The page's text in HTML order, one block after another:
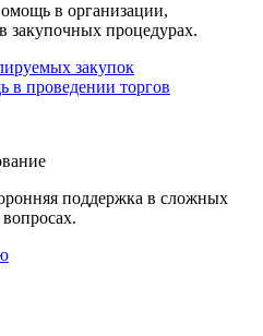
в организации,
закупочных процедурах.
закупок
в проведении торгов
поддержка в сложных